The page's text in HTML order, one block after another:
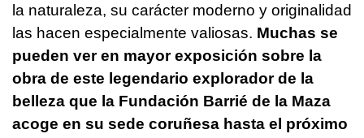
la naturaleza, su carácter moderno y originalidad
las hacen especialmente valiosas. Muchas se
pueden ver en mayor exposición sobre la
obra de este legendario explorador de la
belleza que la Fundación Barrié de la Maza
acoge en su sede coruñesa hasta el próximo